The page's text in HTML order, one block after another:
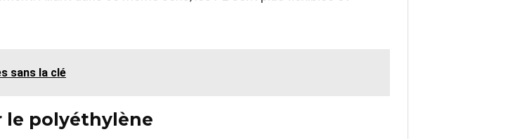
sans la clé
le polyéthylène